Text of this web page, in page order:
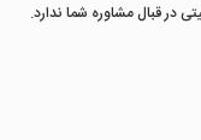
قبال مشاوره شما ندارد.